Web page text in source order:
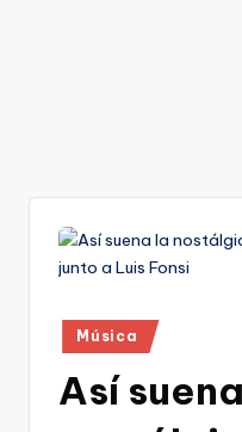
Publicado
en
Música
Así